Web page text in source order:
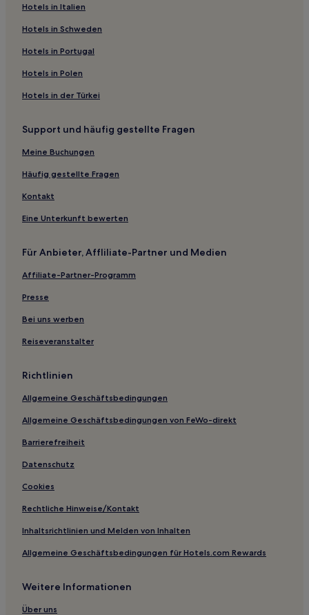
Hotels nahe Washington Square Park
Hotels nahe Philadelphia Insectarium and Butterfly Pavilion
Hotels nahe Elfreth's Alley
Hotels nahe National Memorial Arch
Hotels nahe U-Bahn-Station PHL Airport Terminals C & D
Trooper: Hotels
Valley Forge: Hotels
Intercourse Hotels
Modena Hotels
Folsom Hotels
West Conshohocken: Hotels
Hotels nahe PHL Airport Terminals E & F-Station
New Berlinville Hotels
Sanatoga: Hotels
Hotels nahe Monster Mini Golf
Erdenheim: Hotels
Hotels nahe Historical Society of Pennsylvania
Hotels nahe Straßenbahnhaltestelle Frankford Ave &
North Wales Hotels
Exton Hotels
Hotels in Italien
Hotels in Schweden
Hotels in Portugal
Hotels in Polen
Hotels in der Türkei
Support und häufig gestellte Fragen
Meine Buchungen
Häufig gestellte Fragen
Kontakt
Eine Unterkunft bewerten
Für Anbieter, Affliliate-Partner und Medien
Affiliate-Partner-Programm
Presse
Bei uns werben
Reiseveranstalter
Richtlinien
Allgemeine Geschäftsbedingungen
Allgemeine Geschäftsbedingungen von FeWo-direkt
Barrierefreiheit
Datenschutz
Cookies
Rechtliche Hinweise/Kontakt
Inhaltsrichtlinien und Melden von Inhalten
Allgemeine Geschäftsbedingungen für Hotels.com Rewards
Weitere Informationen
Über uns